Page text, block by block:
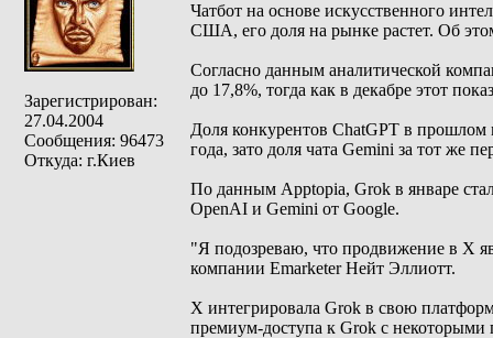
Зарегистрирован:
27.04.2004
Сообщения: 96473
Откуда: г.Киев
Чатбот на основе искусственного
США, его доля на рынке растет. Об
Согласно данным аналитической
до 17,8%, тогда как в декабре этот
Доля конкурентов ChatGPT в
года, зато доля чата Gemini за тот же
По данным Apptopia, Grok в январе
OpenAI и Gemini от Google.
"Я подозреваю, что продвижение в X
компании Emarketer Нейт Эллиотт.
X интегрировала Grok в свою
премиум-доступа к Grok с